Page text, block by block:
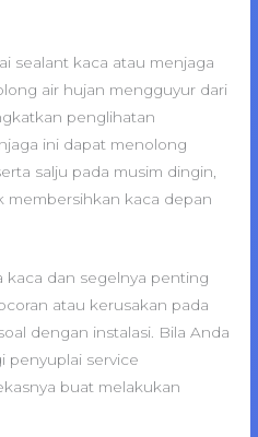
sealant kaca atau menjaga
air hujan mengguyur dari
penglihatan
ini dapat menolong
salju pada musim dingin,
membersihkan kaca depan
kaca dan segelnya penting
atau kerusakan pada
dengan instalasi. Bila Anda
penyuplai service
buat melakukan